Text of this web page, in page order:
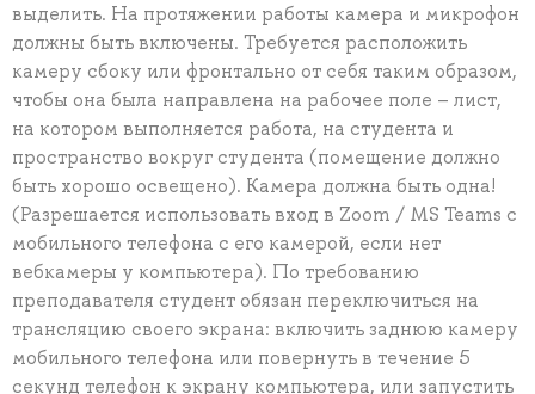
выделить. На протяжении работы камера и микрофон
должны быть включены. Требуется расположить
камеру сбоку или фронтально от себя таким образом,
чтобы она была направлена на рабочее поле – лист,
на котором выполняется работа, на студента и
пространство вокруг студента (помещение должно
быть хорошо освещено). Камера должна быть одна!
(Разрешается использовать вход в Zoom / MS Teams с
мобильного телефона с его камерой, если нет
вебкамеры у компьютера). По требованию
преподавателя студент обязан переключиться на
трансляцию своего экрана: включить заднюю камеру
мобильного телефона или повернуть в течение 5
секунд телефон к экрану компьютера, или запустить